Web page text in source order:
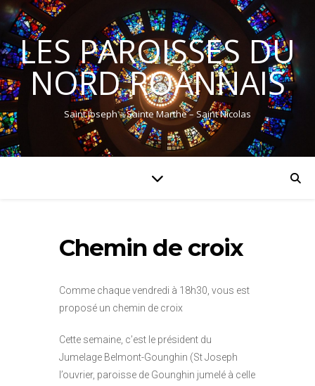
LES PAROISSES DU
NORD ROANNAIS
Saint Joseph – Sainte Marthe – Saint Nicolas
Chemin de croix
Comme chaque vendredi à 18h30, vous est
proposé un chemin de croix
Cette semaine, c’est le président du
Jumelage Belmont-Gounghin (St Joseph
l’ouvrier, paroisse de Gounghin jumelé à celle